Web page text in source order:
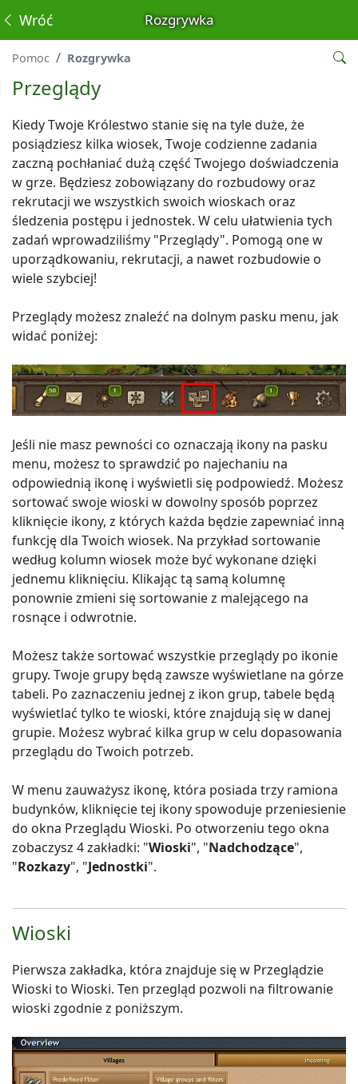
Rozgrywka
Wróć
Pomoc Rozgrywka
Przeglądy
Kiedy Twoje Królestwo stanie się na tyle duże, że
posiądziesz kilka wiosek, Twoje codzienne zadania
zaczną pochłaniać dużą część Twojego doświadczenia
w grze. Będziesz zobowiązany do rozbudowy oraz
rekrutacji we wszystkich swoich wioskach oraz
śledzenia postępu i jednostek. W celu ułatwienia tych
zadań wprowadziliśmy "Przeglądy". Pomogą one w
uporządkowaniu, rekrutacji, a nawet rozbudowie o
wiele szybciej!
Przeglądy możesz znaleźć na dolnym pasku menu, jak
widać poniżej:
Jeśli nie masz pewności co oznaczają ikony na pasku
menu, możesz to sprawdzić po najechaniu na
odpowiednią ikonę i wyświetli się podpowiedź. Możesz
sortować swoje wioski w dowolny sposób poprzez
kliknięcie ikony, z których każda będzie zapewniać inną
funkcję dla Twoich wiosek. Na przykład sortowanie
według kolumn wiosek może być wykonane dzięki
jednemu kliknięciu. Klikając tą samą kolumnę
ponownie zmieni się sortowanie z malejącego na
rosnące i odwrotnie.
Możesz także sortować wszystkie przeglądy po ikonie
grupy. Twoje grupy będą zawsze wyświetlane na górze
tabeli. Po zaznaczeniu jednej z ikon grup, tabele będą
wyświetlać tylko te wioski, które znajdują się w danej
grupie. Możesz wybrać kilka grup w celu dopasowania
przeglądu do Twoich potrzeb.
W menu zauważysz ikonę, która posiada trzy ramiona
budynków, kliknięcie tej ikony spowoduje przeniesienie
do okna Przeglądu Wioski. Po otworzeniu tego okna
zobaczysz 4 zakładki: "Wioski", "Nadchodzące",
"Rozkazy", "Jednostki".
Wioski
Pierwsza zakładka, która znajduje się w Przeglądzie
Wioski to Wioski. Ten przegląd pozwoli na filtrowanie
wioski zgodnie z poniższym.